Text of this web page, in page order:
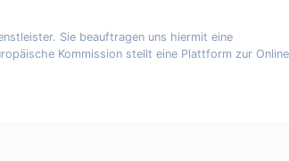
Sie beauftragen uns hiermit eine
Kommission stellt eine Plattform zur